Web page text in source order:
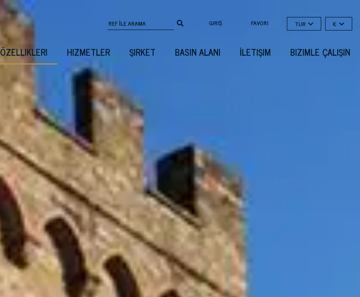
GIRIŞ FAVORI TUR €
ÖZELLIKLERI HIZMETLER ŞIRKET BASIN ALANI İLETIŞIM BIZIMLE ÇALIŞIN